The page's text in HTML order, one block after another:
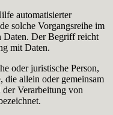
automatisierter
solche Vorgangsreihe im
Daten. Der Begriff reicht
mit Daten.
oder juristische Person,
die allein oder gemeinsam
Verarbeitung von